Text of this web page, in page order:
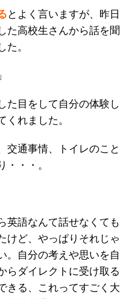
とよく言いますが、昨日
た高校生さんから話を聞
た。
た目をして自分の体験し
くれました。
交通事情、トイレのこと
・・・。
英語なんて話せなくても
けど、やっぱりそれじゃ
。自分の考えや思いを自
らダイレクトに受け取る
きる、これってすごく大